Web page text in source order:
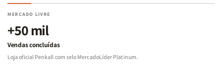
MERCADO LIVRE
+50 mil
Vendas concluídas
Loja oficial Penkall com selo MercadoLíder Platinum.